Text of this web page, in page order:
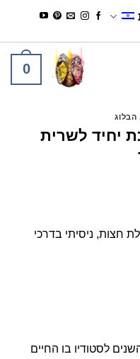
0
הבלוג
יחיד לשרית
חצות, ניסיתי בדרכי
לסטודיו בו החיים